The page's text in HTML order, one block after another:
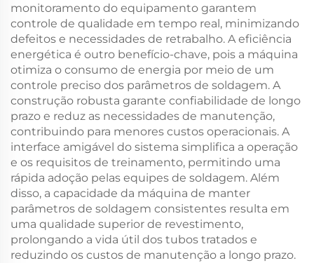
monitoramento do equipamento garantem
controle de qualidade em tempo real, minimizando
defeitos e necessidades de retrabalho. A eficiência
energética é outro benefício-chave, pois a máquina
otimiza o consumo de energia por meio de um
controle preciso dos parâmetros de soldagem. A
construção robusta garante confiabilidade de longo
prazo e reduz as necessidades de manutenção,
contribuindo para menores custos operacionais. A
interface amigável do sistema simplifica a operação
e os requisitos de treinamento, permitindo uma
rápida adoção pelas equipes de soldagem. Além
disso, a capacidade da máquina de manter
parâmetros de soldagem consistentes resulta em
uma qualidade superior de revestimento,
prolongando a vida útil dos tubos tratados e
reduzindo os custos de manutenção a longo prazo.